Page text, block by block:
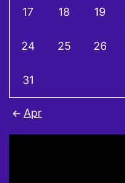
17 18 19
24 25 26
31
Apr